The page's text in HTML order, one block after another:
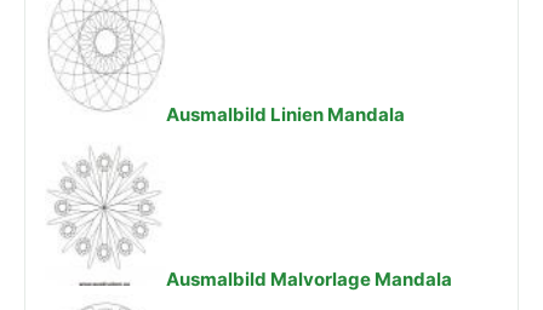
Ausmalbild Linien Mandala
Ausmalbild Malvorlage Mandala